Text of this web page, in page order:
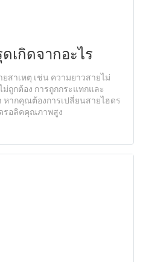
เกิดจากอะไร
สาเหตุ เช่น ความยาวสายไม่
ถูกต้อง การถูกกระแทกและ
หากคุณต้องการเปลี่ยนสายไฮดร
รอลิคคุณภาพสูง